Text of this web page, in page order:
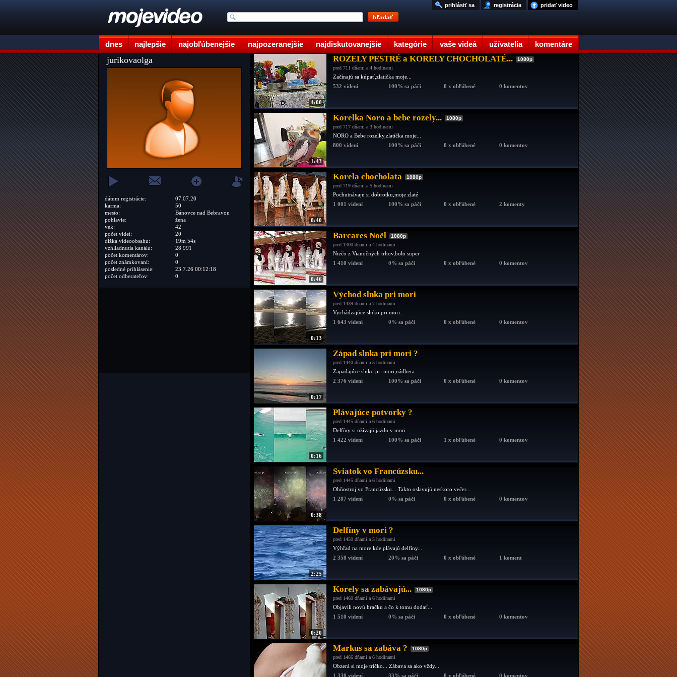
dnes najlepšie najobľúbenejšie najpozeranejšie najdiskutovanejšie kategórie vaše videá užívatelia komentáre
pridať video
registrácia
prihlásiť sa
jurikovaolga
dátum registrácie:
07.07.20
karma:
50
mesto:
Bánovce nad Bebravou
pohlavie:
žena
vek:
42
počet videí:
20
dĺžka videoobsahu:
19m 54s
vzhliadnutia kanálu:
28 991
počet komentárov:
0
počet známkovaní:
0
posledné prihlásenie:
23.7.26 00:12:18
počet odberateľov:
0
4:00
ROZELY PESTRÉ a KORELY CHOCHOLATÉ...
1080p
pred 711 dňami a 4 hodinami
Začínajú sa kúpať,zlatička moje...
532 videní
100% sa páči 0 x obľúbené 0 komentov
1:43
Korelka Noro a bebe rozely...
1080p
pred 717 dňami a 3 hodinami
NORO a Bebe rozelky,zlatíčka moje...
800 videní
100% sa páči 0 x obľúbené 0 komentov
0:40
Korela chocholata
1080p
pred 719 dňami a 5 hodinami
Pochutnávaju si dobrotku,moje zlaté
1 001 videní
100% sa páči 0 x obľúbené 2 komenty
0:46
Barcares Noël
1080p
pred 1300 dňami a 4 hodinami
Niečo z Vianočných trhov,bolo super
1 410 videní
0% sa páči 0 x obľúbené 0 komentov
0:13
Východ slnka pri mori
pred 1439 dňami a 7 hodinami
Vychádzajúce slnko,pri mori...
1 643 videní
0% sa páči 0 x obľúbené 0 komentov
0:17
Západ slnka pri mori ?
pred 1440 dňami a 5 hodinami
Zapadajúce slnko pri mori,nádhera
2 376 videní
100% sa páči 0 x obľúbené 0 komentov
0:16
Plávajúce potvorky ?
pred 1445 dňami a 6 hodinami
Delfíny si užívajú jazdu v mori
1 422 videní
100% sa páči 1 x obľúbené 0 komentov
0:38
Sviatok vo Francúzsku...
pred 1445 dňami a 6 hodinami
Ohňostroj vo Francúzsku... Takto oslavujú neskoro večer...
1 287 videní
0% sa páči 0 x obľúbené 0 komentov
2:25
Delfíny v mori ?
pred 1450 dňami a 5 hodinami
Výhľad na more kde plávajú delfíny...
2 358 videní
20% sa páči 0 x obľúbené 1 koment
0:20
Korely sa zabávajú...
1080p
pred 1460 dňami a 6 hodinami
Objavili novú hračku a čo k tomu dodať...
1 510 videní
0% sa páči 0 x obľúbené 0 komentov
Markus sa zabáva ?
1080p
pred 1466 dňami a 6 hodinami
Obzerá si moje tričko... Zábava sa ako vždy...
1 330 videní
33% sa páči 0 x obľúbené 0 komentov